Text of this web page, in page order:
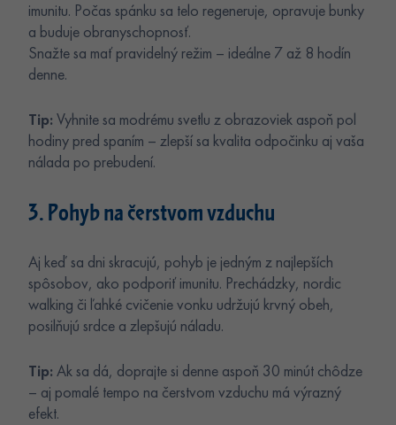
imunitu. Počas spánku sa telo regeneruje, opravuje bunky
a buduje obranyschopnosť.
Snažte sa mať pravidelný režim – ideálne 7 až 8 hodín
denne.
Tip: Vyhnite sa modrému svetlu z obrazoviek aspoň pol
hodiny pred spaním – zlepší sa kvalita odpočinku aj vaša
nálada po prebudení.
3. Pohyb na čerstvom vzduchu
Aj keď sa dni skracujú, pohyb je jedným z najlepších
spôsobov, ako podporiť imunitu. Prechádzky, nordic
walking či ľahké cvičenie vonku udržujú krvný obeh,
posilňujú srdce a zlepšujú náladu.
Tip: Ak sa dá, doprajte si denne aspoň 30 minút chôdze
– aj pomalé tempo na čerstvom vzduchu má výrazný
efekt.